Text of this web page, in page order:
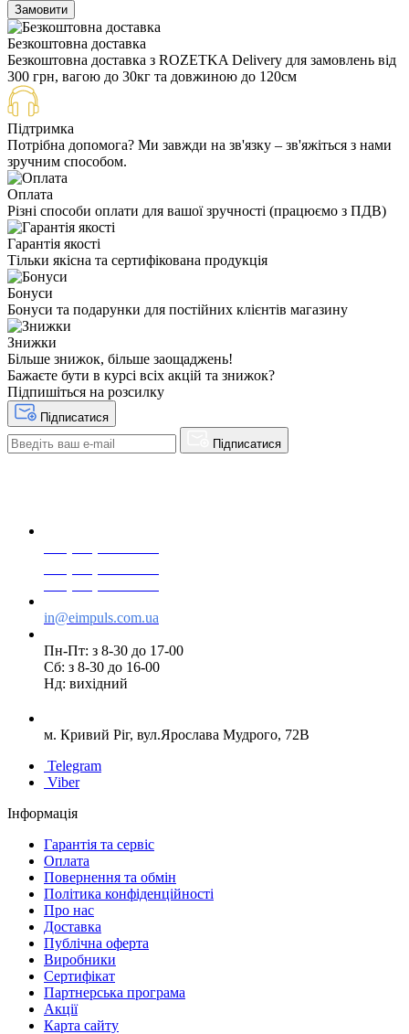
Замовити
Безкоштовна доставка
Безкоштовна доставка з ROZETKA Delivery для замовлень від
300 грн, вагою до 30кг та довжиною до 120см
Підтримка
Потрібна допомога? Ми завжди на зв'язку – зв'яжіться з нами
зручним способом.
Оплата
Різні способи оплати для вашої зручності (працюємо з ПДВ)
Гарантія якості
Тільки якісна та сертифікована продукція
Бонуси
Бонуси та подарунки для постійних клієнтів магазину
Знижки
Більше знижок, більше заощаджень!
Бажаєте бути в курсі всіх акцій та знижок?
Підпишіться на розсилку
Підписатися
Підписатися
in@eimpuls.com.ua
Пн-Пт: з 8-30 до 17-00
Сб: з 8-30 до 16-00
Нд: вихідний
м. Кривий Ріг, вул.Ярослава Мудрого, 72В
Telegram
Viber
Інформація
Гарантія та сервіс
Оплата
Повернення та обмін
Політика конфіденційності
Про нас
Доставка
Публічна оферта
Виробники
Сертифікат
Партнерська програма
Акції
Карта сайту